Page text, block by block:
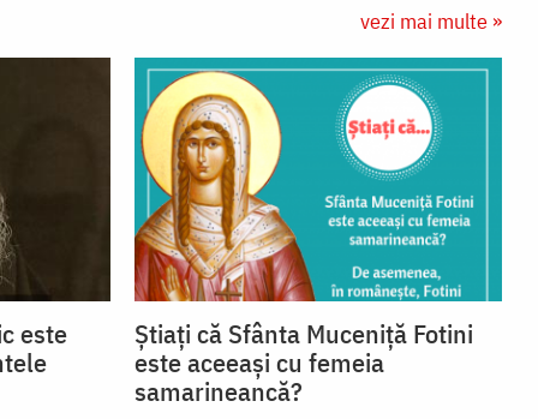
vezi mai multe »
este
Știați că Sfânta Muceniță Fotini
este aceeași cu femeia
samarineancă?